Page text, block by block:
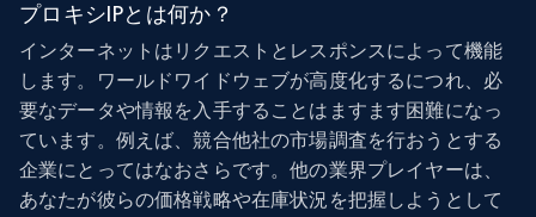
プロキシIPとは何か？
インターネットはリクエストとレスポンスによって機能
します。ワールドワイドウェブが高度化するにつれ、必
要なデータや情報を入手することはますます困難になっ
ています。例えば、競合他社の市場調査を行おうとする
企業にとってはなおさらです。他の業界プレイヤーは、
あなたが彼らの価格戦略や在庫状況を把握しようとして